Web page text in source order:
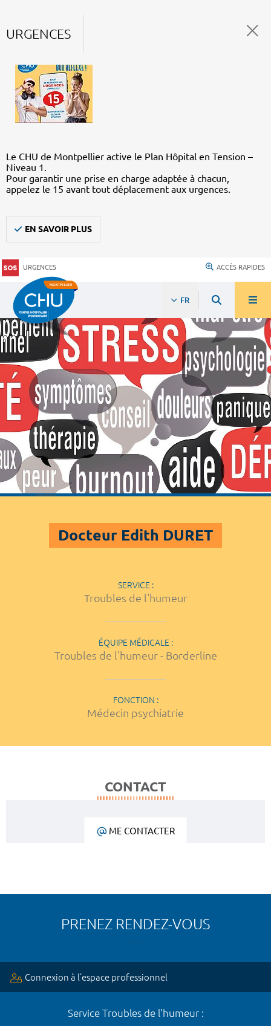
URGENCES
Le CHU de Montpellier active le Plan Hôpital en Tension –
Niveau 1.
Pour garantir une prise en charge adaptée à chacun,
appelez le 15 avant tout déplacement aux urgences.
EN SAVOIR PLUS
URGENCES ACCÈS RAPIDES
FR
Docteur Edith DURET
SERVICE :
Troubles de l'humeur
ÉQUIPE MÉDICALE :
Troubles de l'humeur - Borderline
FONCTION :
Médecin psychiatrie
CONTACT
ME CONTACTER
PRENEZ RENDEZ-VOUS
Connexion à l’espace professionnel
Service Troubles de l'humeur :